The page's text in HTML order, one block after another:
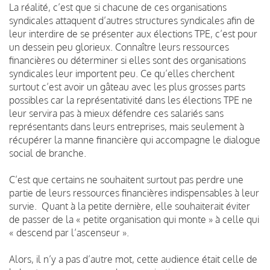
La réalité, c’est que si chacune de ces organisations
syndicales attaquent d’autres structures syndicales afin de
leur interdire de se présenter aux élections TPE, c’est pour
un dessein peu glorieux. Connaître leurs ressources
financières ou déterminer si elles sont des organisations
syndicales leur importent peu. Ce qu’elles cherchent
surtout c’est avoir un gâteau avec les plus grosses parts
possibles car la représentativité dans les élections TPE ne
leur servira pas à mieux défendre ces salariés sans
représentants dans leurs entreprises, mais seulement à
récupérer la manne financière qui accompagne le dialogue
social de branche.
C’est que certains ne souhaitent surtout pas perdre une
partie de leurs ressources financières indispensables à leur
survie. Quant à la petite dernière, elle souhaiterait éviter
de passer de la « petite organisation qui monte » à celle qui
« descend par l’ascenseur ».
Alors, il n’y a pas d’autre mot, cette audience était celle de